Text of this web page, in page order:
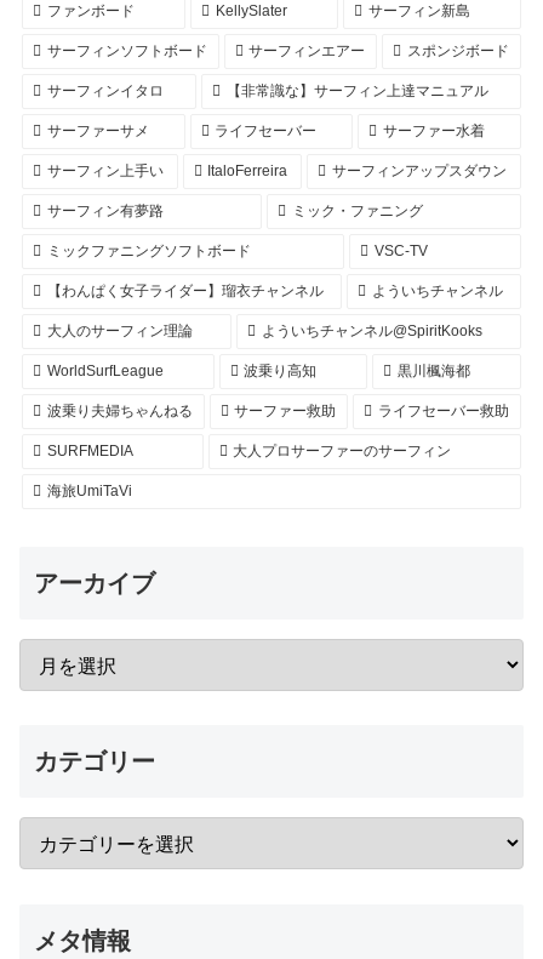
ファンボード KellySlater サーフィン新島
サーフィンソフトボード サーフィンエアー スポンジボード
サーフィンイタロ 【非常識な】サーフィン上達マニュアル
サーファーサメ ライフセーバー サーファー水着
サーフィン上手い ItaloFerreira サーフィンアップスダウン
サーフィン有夢路 ミック・ファニング
ミックファニングソフトボード VSC-TV
【わんぱく女子ライダー】瑠衣チャンネル よういちチャンネル
大人のサーフィン理論 よういちチャンネル@SpiritKooks
WorldSurfLeague 波乗り高知 黒川楓海都
波乗り夫婦ちゃんねる サーファー救助 ライフセーバー救助
SURFMEDIA 大人プロサーファーのサーフィン
海旅UmiTaVi
アーカイブ
カテゴリー
メタ情報